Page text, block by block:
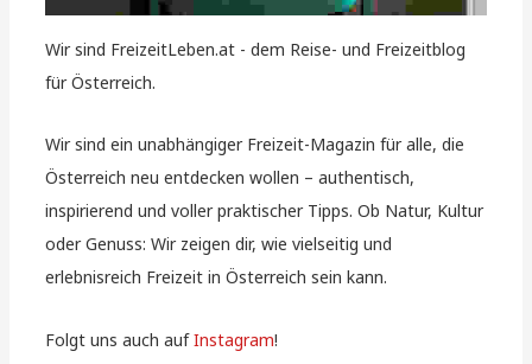
Wir sind FreizeitLeben.at - dem Reise- und Freizeitblog
für Österreich.
Wir sind ein unabhängiger Freizeit-Magazin für alle, die
Österreich neu entdecken wollen – authentisch,
inspirierend und voller praktischer Tipps. Ob Natur, Kultur
oder Genuss: Wir zeigen dir, wie vielseitig und
erlebnisreich Freizeit in Österreich sein kann.
Folgt uns auch aufInstagram!